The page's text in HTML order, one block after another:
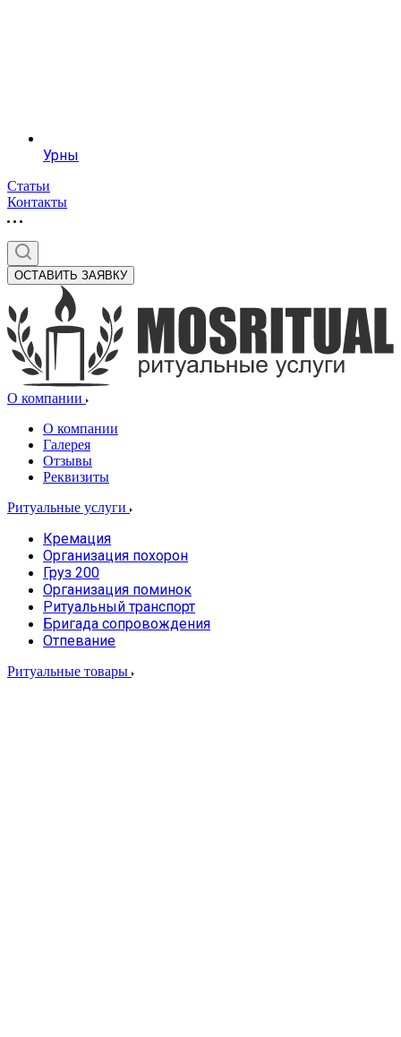
Урны
Статьи
Контакты
ОСТАВИТЬ ЗАЯВКУ
О компании
О компании
Галерея
Отзывы
Реквизиты
Ритуальные услуги
Кремация
Организация похорон
Груз 200
Организация поминок
Ритуальный транспорт
Бригада сопровождения
Отпевание
Ритуальные товары